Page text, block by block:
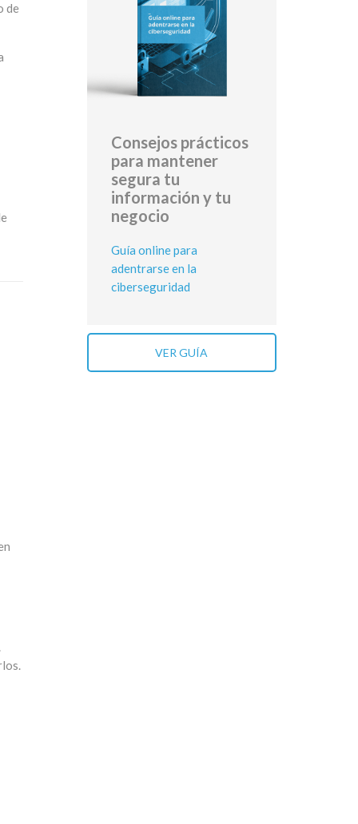
de
Consejos prácticos
para mantener
segura tu
información y tu
negocio
Guía online para
adentrarse en la
ciberseguridad
VER GUÍA